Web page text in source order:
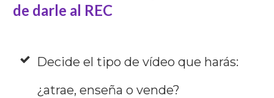
de darle al REC
Decide el tipo de vídeo que harás:
¿atrae, enseña o vende?